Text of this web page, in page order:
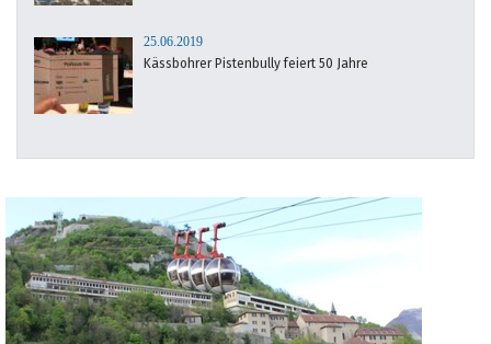
25.06.2019
Kässbohrer Pistenbully feiert 50 Jahre